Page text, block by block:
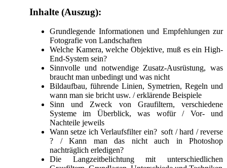
Inhalte (Auszug):
Grundlegende Informationen und Empfehlungen zur
Fotografie von Landschaften
Welche Kamera, welche Objektive, muß es ein High-
End-System sein?
Sinnvolle und notwendige Zusatz-Ausrüstung, was
braucht man unbedingt und was nicht
Bildaufbau, führende Linien, Symetrien, Regeln und
wann man sie bricht usw. / erklärende Beispiele
Sinn und Zweck von Graufiltern, verschiedene
Systeme im Überblick, was wofür / Vor- und
Nachteile jeweils
Wann setze ich Verlaufsfilter ein? soft / hard / reverse
? / Kann man das nicht auch in Photoshop
nachträglich erledigen?
Die Langzeitbelichtung mit unterschiedlichen